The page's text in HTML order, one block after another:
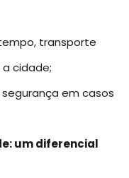
transporte
cidade;
em casos
um diferencial